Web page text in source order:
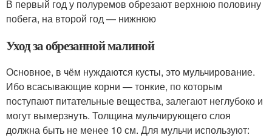
В первый год у полуремов обрезают верхнюю половину
побега, на второй год — нижнюю
Уход за обрезанной малиной
Основное, в чём нуждаются кусты, это мульчирование.
Ибо всасывающие корни — тонкие, по которым
поступают питательные вещества, залегают неглубоко и
могут вымерзнуть. Толщина мульчирующего слоя
должна быть не менее 10 см. Для мульчи используют: